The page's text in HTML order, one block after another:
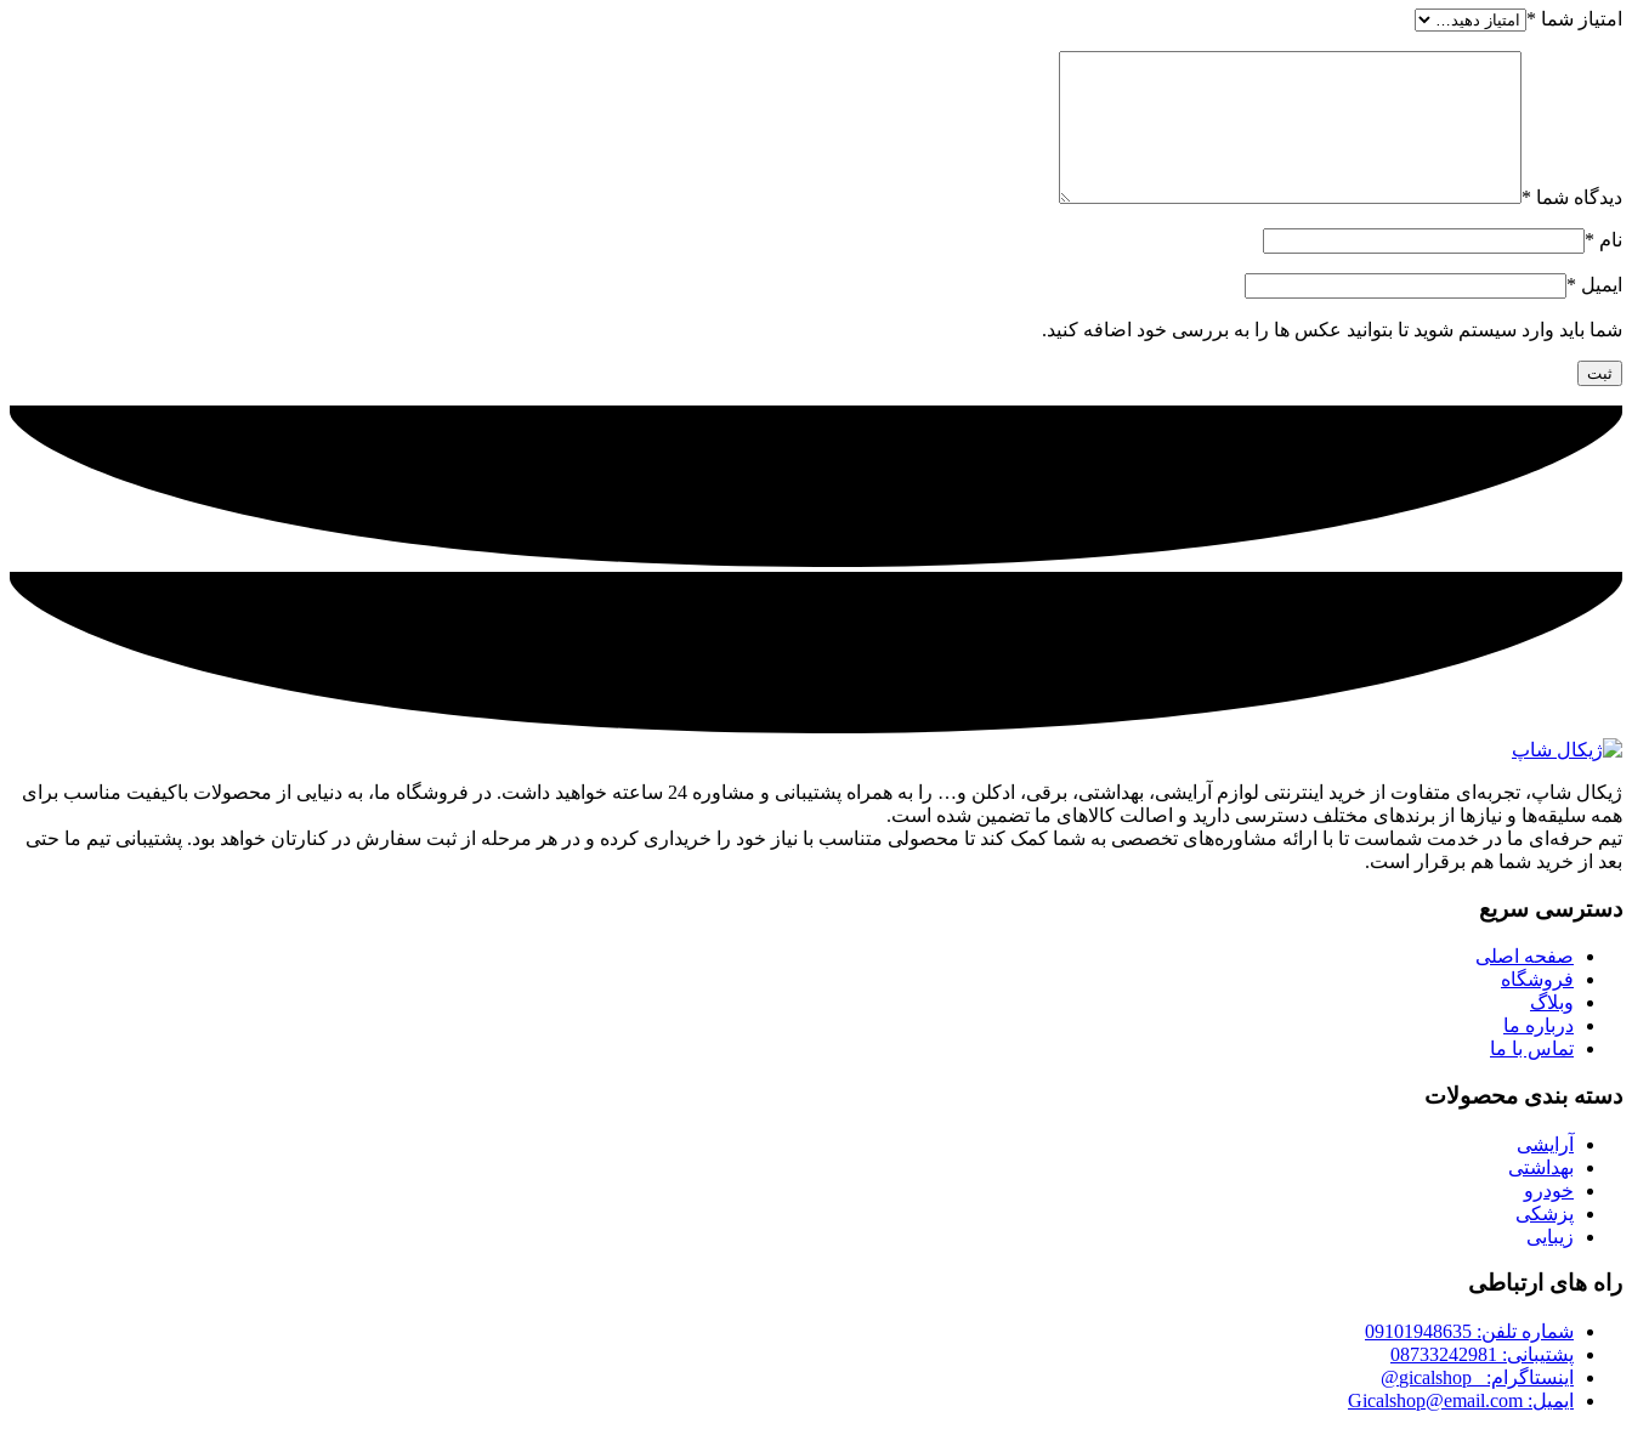
امتیاز شما *
دیدگاه شما *
نام *
ایمیل *
شما باید وارد سیستم شوید تا بتوانید عکس ها را به بررسی خود اضافه کنید.
ژیکال شاپ، تجربه‌ای متفاوت از خرید اینترنتی لوازم آرایشی، بهداشتی، برقی، ادکلن و… را به همراه پشتیبانی و مشاوره 24 ساعته خواهید داشت. در فروشگاه ما، به دنیایی از محصولات باکیفیت مناسب برای
همه سلیقه‌ها و نیازها از برندهای مختلف دسترسی دارید و اصالت کالاهای ما تضمین شده است.
تیم حرفه‌ای ما در خدمت شماست تا با ارائه مشاوره‌های تخصصی به شما کمک کند تا محصولی متناسب با نیاز خود را خریداری کرده و در هر مرحله از ثبت سفارش در کنارتان خواهد بود. پشتیبانی تیم ما حتی
بعد از خرید شما هم برقرار است.
دسترسی سریع
صفحه اصلی
فروشگاه
وبلاگ
درباره ما
تماس با ما
دسته بندی محصولات
آرایشی
بهداشتی
خودرو
پزشکی
زیبایی
راه های ارتباطی
شماره تلفن: 09101948635
پشتیبانی: 08733242981
اینستاگرام: _gicalshop@
ایمیل: Gicalshop@email.com